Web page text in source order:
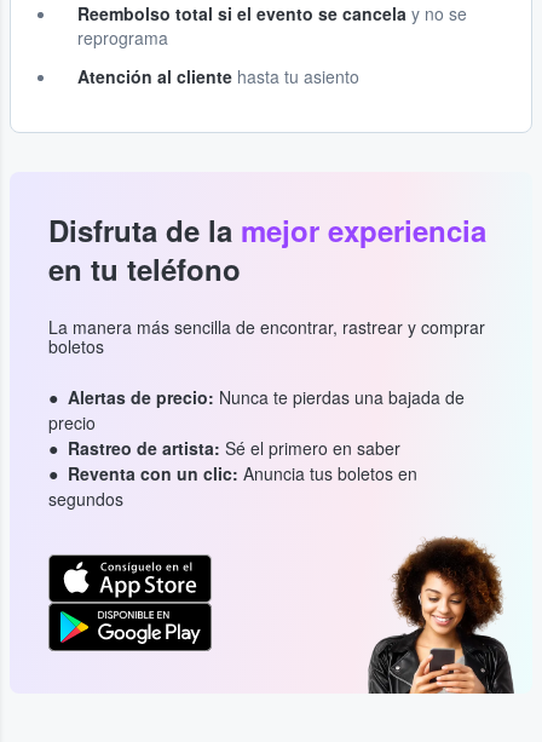
Reembolso total si el evento se cancela y no se
reprograma
Atención al cliente hasta tu asiento
Disfruta de la mejor experiencia
en tu teléfono
La manera más sencilla de encontrar, rastrear y comprar
boletos
Alertas de precio: Nunca te pierdas una bajada de
precio
Rastreo de artista: Sé el primero en saber
Reventa con un clic: Anuncia tus boletos en
segundos